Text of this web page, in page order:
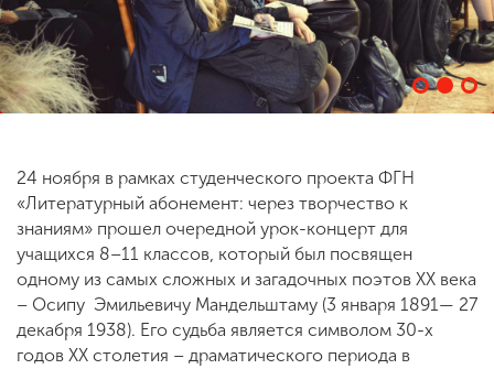
Приемная
комиссия
+7 (831) 262-26-20
24 ноября в рамках студенческого проекта ФГН
«Литературный абонемент: через творчество к
знаниям» прошел очередной урок-концерт для
учащихся 8–11 классов, который был посвящен
одному из самых сложных и загадочных поэтов XX века
– Осипу Эмильевичу Мандельштаму (3 января 1891— 27
декабря 1938). Его судьба является символом 30-х
годов XX столетия – драматического периода в